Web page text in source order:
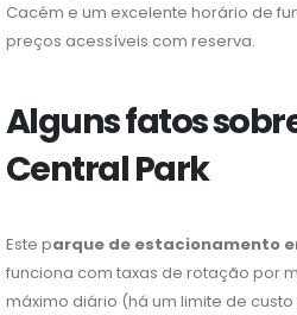
Cacém e um excelente horário de
preços acessíveis com reserva.
Alguns fatos
Central Park
Este parque de estacionamento
funciona com taxas de rotação por
máximo diário (há um limite de